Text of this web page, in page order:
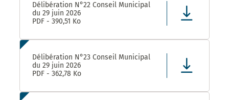
Délibération N°22 Conseil Municipal
du 29 juin 2026
PDF - 390,51 Ko
Délibération N°23 Conseil Municipal
du 29 juin 2026
PDF - 362,78 Ko